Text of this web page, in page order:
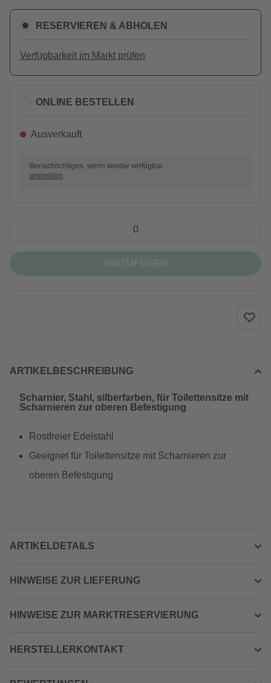
RESERVIEREN & ABHOLEN
Verfügbarkeit im Markt prüfen
ONLINE BESTELLEN
Ausverkauft
Benachrichtigen, wenn wieder verfügbar
anmelden
ARTIKELBESCHREIBUNG
Scharnier, Stahl, silberfarben, für Toilettensitze mit
Scharnieren zur oberen Befestigung
Rostfreier Edelstahl
Geeignet für Toilettensitze mit Scharnieren zur
oberen Befestigung
ARTIKELDETAILS
HINWEISE ZUR LIEFERUNG
HINWEISE ZUR MARKTRESERVIERUNG
HERSTELLERKONTAKT